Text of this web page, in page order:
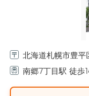
北海道札幌市豊
南郷7丁目駅 徒歩